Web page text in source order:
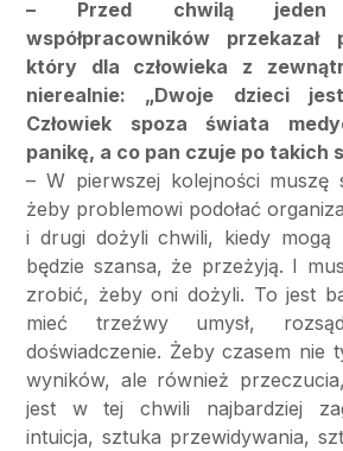
– Przed chwilą
współpracowników przekazał
który dla człowieka z
nierealnie: „Dwoje dzieci
Człowiek spoza świata
panikę, a co pan czuje po takich
– W pierwszej kolejności muszę
żeby problemowi podołać
i drugi dożyli chwili, kiedy mogą
będzie szansa, że przeżyją. I
zrobić, żeby oni dożyli. To jest
mieć trzeźwy umysł,
doświadczenie. Żeby czasem nie
wyników, ale również
jest w tej chwili najbardziej
intuicja, sztuka przewidywania,